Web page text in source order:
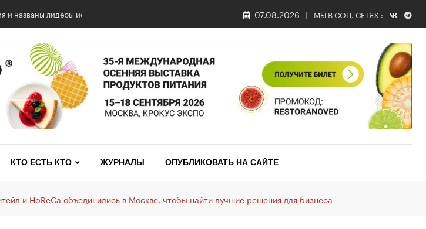
07.08.2026 МЫ В СОЦ. СЕТЯХ :
КТО ЕСТЬ КТО ЖУРНАЛЫ ОПУБЛИКОВАТЬ НА САЙТЕ
и HoReCa объединились в Москве, чтобы найти лучшие решения для бизнеса